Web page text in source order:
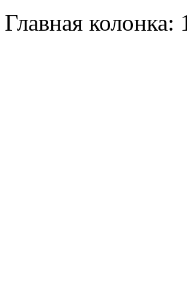
Главная колонка: